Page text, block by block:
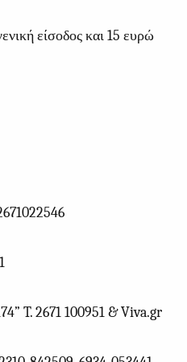
είσοδος και 15 ευρώ
T. 2671 100951 & Viva.gr